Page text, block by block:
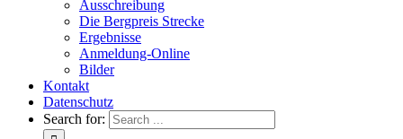
Ausschreibung
Die Bergpreis Strecke
Ergebnisse
Anmeldung-Online
Bilder
Kontakt
Datenschutz
Search for: